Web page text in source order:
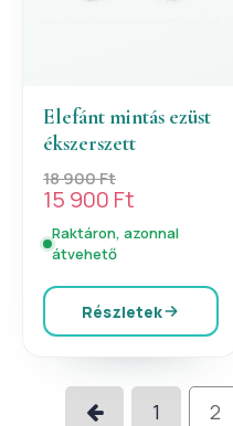
Elefánt mintás ezüst
ékszerszett
18 900 Ft
15 900 Ft
Raktáron, azonnal
átvehető
Részletek
1 2